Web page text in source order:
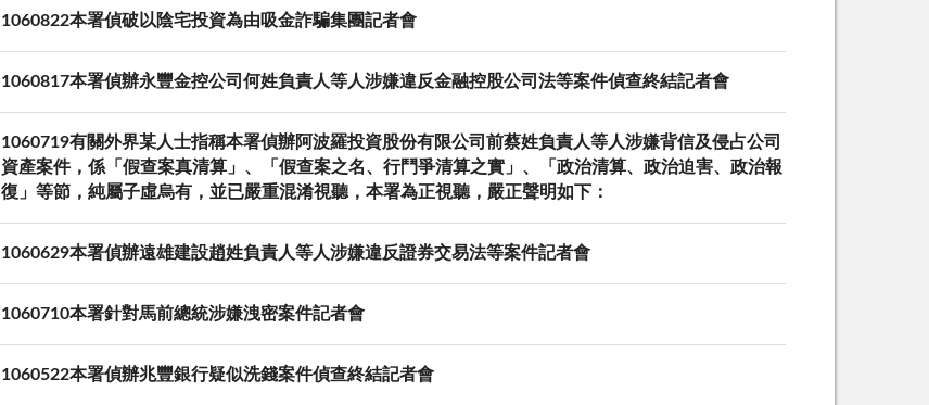
1060822本署偵破以陰宅投資為由吸金詐騙集團記者會
1060817本署偵辦永豐金控公司何姓負責人等人涉嫌違反金融控股公司法等案件偵查終結記者會
1060719有關外界某人士指稱本署偵辦阿波羅投資股份有限公司前蔡姓負責人等人涉嫌背信及侵占公司
資產案件，係「假查案真清算」、「假查案之名、行鬥爭清算之實」、「政治清算、政治迫害、政治報
復」等節，純屬子虛烏有，並已嚴重混淆視聽，本署為正視聽，嚴正聲明如下：
1060629本署偵辦遠雄建設趙姓負責人等人涉嫌違反證券交易法等案件記者會
1060710本署針對馬前總統涉嫌洩密案件記者會
1060522本署偵辦兆豐銀行疑似洗錢案件偵查終結記者會